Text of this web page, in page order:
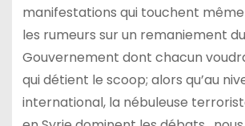
manifestations qui touchent
les rumeurs sur un remaniement du
Gouvernement dont chacun
qui détient le scoop; alors qu’au
international, la nébuleuse